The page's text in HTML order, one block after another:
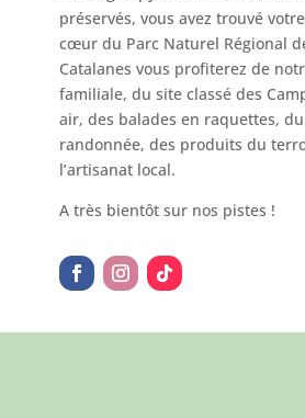
préservés, vous avez trouvé
cœur du Parc Naturel Régional
Catalanes vous profiterez de
familiale, du site classé des
air, des balades en raquettes,
randonnée, des produits du
l’artisanat local.
A très bientôt sur nos pistes !